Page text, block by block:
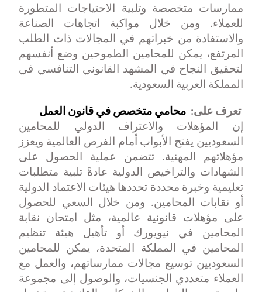
ممارسات متخصصة وتلبية الاحتياجات المتطورة
للعملاء. ومن خلال مواكبة اتجاهات الصناعة
والاستفادة من خبراتهم في المجالات ذات الطلب
المرتفع، يمكن للمحامين الطموحين وضع أنفسهم
لتحقيق النجاح في المشهد القانوني التنافسي في
المملكة العربية السعودية.
تعرف على: محامي متخصص في قانون العمل
إن المؤهلات والاعتراف الدولي للمحامين
السعوديين يفتح الأبواب أمام الفرص العالمية ويعزز
مؤهلاتهم المهنية. تتضمن عملية الحصول على
الشهادات والتراخيص الدولية عادةً تلبية متطلبات
تعليمية وخبرة محددة تحددها هيئات الاعتماد الدولية
أو نقابات المحامين. ومن خلال السعي للحصول
على مؤهلات قانونية عالمية، مثل امتحان نقابة
المحامين في نيويورك أو تأهيل هيئة تنظيم
المحامين في المملكة المتحدة، يمكن للمحامين
السعوديين توسيع مجالات ممارساتهم، والعمل مع
العملاء متعددي الجنسيات، والوصول إلى مجموعة